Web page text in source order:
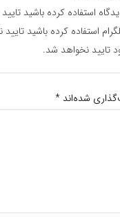
استفاده کرده باشید
استفاده کرده باشید
تایید نخواهد شد.
شده‌اند *